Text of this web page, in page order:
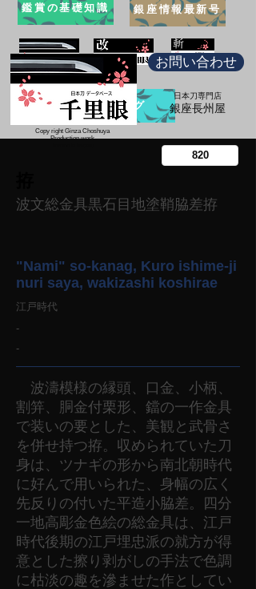
鑑賞の基礎知識 銀座情報最新号
ブログ
お問い合わせ
日本刀専門店
​銀座長州屋
Copy right Ginza Choshuya
Production work
波文総金具黒石目地塗鞘脇差拵
"Nami" so-kanag, Kuro ishime-ji
nuri saya, wakizashi koshirae
江戸時代
-
-
波濤模様の縁頭、口金、小柄、
割笄、胴金付栗形、鐺の一作金具
で装いの要とした、美観と武骨さ
を併せ持つ拵。収められていた刀
身は、ツナギの形から南北朝時代
に好んで用いられた、身幅の広く
先反りの付いた平造小脇差。四分
一地高彫金色絵の総金具は、江戸
時代後期の江戸埋忠派の就方が得
意とした擦り剥がしの手法で色調
に枯淡の趣を滲ませた作としてい